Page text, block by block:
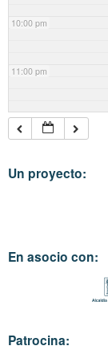
10:00 pm
11:00 pm
Un proyecto:
En asocio con:
Patrocina: